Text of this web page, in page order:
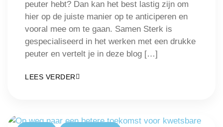
peuter hebt? Dan kan het best lastig zijn om
hier op de juiste manier op te anticiperen en
vooral mee om te gaan. Samen Sterk is
gespecialiseerd in het werken met een drukke
peuter en vertelt je in deze blog […]
LEES VERDER